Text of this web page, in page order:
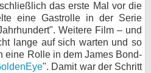
das erste Mal vor die
eine Gastrolle in der Serie
Weitere Film – und
lange auf sich warten und so
eine Rolle in dem James Bond-
". Damit war der Schritt
Kontakt
Nutzungsbedingungen